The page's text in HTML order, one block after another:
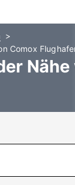
Comox
Nähe